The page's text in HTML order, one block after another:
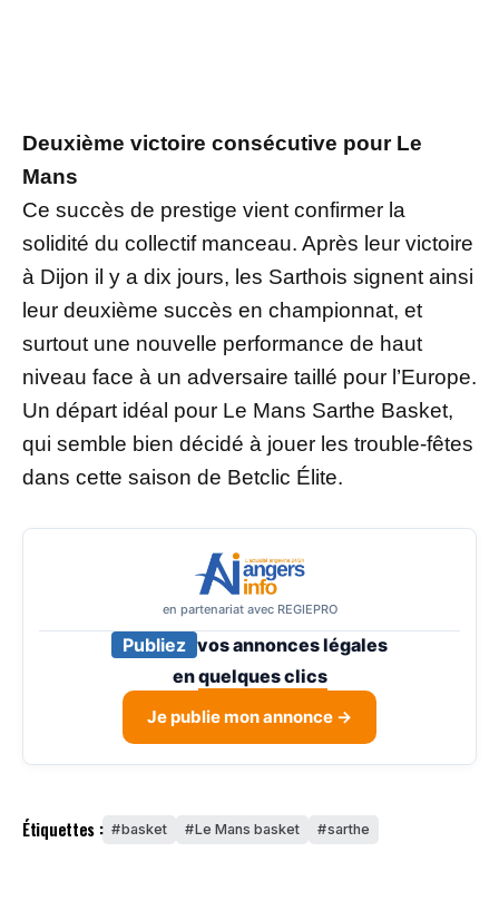
Deuxième victoire consécutive pour Le
Mans
Ce succès de prestige vient confirmer la
solidité du collectif manceau. Après leur victoire
à Dijon il y a dix jours, les Sarthois signent ainsi
leur deuxième succès en championnat, et
surtout une nouvelle performance de haut
niveau face à un adversaire taillé pour l’Europe.
Un départ idéal pour Le Mans Sarthe Basket,
qui semble bien décidé à jouer les trouble-fêtes
dans cette saison de Betclic Élite.
en partenariat avec REGIEPRO
Publiez vos annonces légales
enquelques clics
Je publie mon annonce →
Étiquettes : basket Le Mans basket sarthe